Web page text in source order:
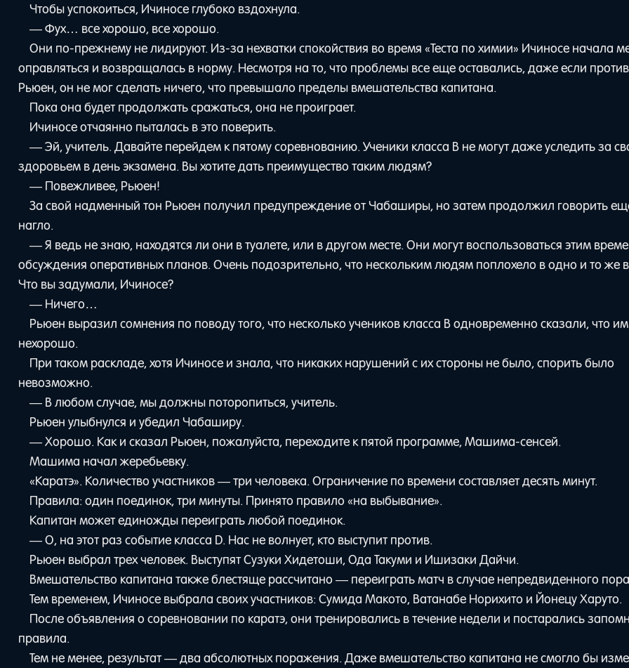
Чтобы успокоиться, Ичиносе глубоко вздохнула.
— Фух… все хорошо, все хорошо.
Они по-прежнему не лидируют. Из-за нехватки спокойствия во время «Теста по химии» Ичиносе начала
оправляться и возвращалась в норму. Несмотря на то, что проблемы все еще оставались, даже если
Рьюен, он не мог сделать ничего, что превышало пределы вмешательства капитана.
Пока она будет продолжать сражаться, она не проиграет.
Ичиносе отчаянно пыталась в это поверить.
— Эй, учитель. Давайте перейдем к пятому соревнованию. Ученики класса B не могут даже уследить за
здоровьем в день экзамена. Вы хотите дать преимущество таким людям?
— Повежливее, Рьюен!
За свой надменный тон Рьюен получил предупреждение от Чабаширы, но затем продолжил говорить
нагло.
— Я ведь не знаю, находятся ли они в туалете, или в другом месте. Они могут воспользоваться этим
обсуждения оперативных планов. Очень подозрительно, что нескольким людям поплохело в одно и то же
Что вы задумали, Ичиносе?
— Ничего…
Рьюен выразил сомнения по поводу того, что несколько учеников класса В одновременно сказали, что им
нехорошо.
При таком раскладе, хотя Ичиносе и знала, что никаких нарушений с их стороны не было, спорить было
невозможно.
— В любом случае, мы должны поторопиться, учитель.
Рьюен улыбнулся и убедил Чабаширу.
— Хорошо. Как и сказал Рьюен, пожалуйста, переходите к пятой программе, Машима-сенсей.
Машима начал жеребьевку.
«Каратэ». Количество участников — три человека. Ограничение по времени составляет десять минут.
Правила: один поединок, три минуты. Принято правило «на выбывание».
Капитан может единожды переиграть любой поединок.
— О, на этот раз событие класса D. Нас не волнует, кто выступит против.
Рьюен выбрал трех человек. Выступят Сузуки Хидетоши, Ода Такуми и Ишизаки Дайчи.
Вмешательство капитана также блестяще рассчитано — переиграть матч в случае непредвиденного
Тем временем, Ичиносе выбрала своих участников: Сумида Макото, Ватанабе Норихито и Йонецу Харуто.
После объявления о соревновании по каратэ, они тренировались в течение недели и постарались
правила.
Тем не менее, результат — два абсолютных поражения. Даже вмешательство капитана не смогло бы